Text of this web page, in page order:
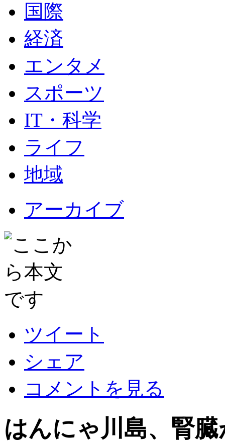
国際
経済
エンタメ
スポーツ
IT・科学
ライフ
地域
アーカイブ
ツイート
シェア
コメントを見る
はんにゃ川島、腎